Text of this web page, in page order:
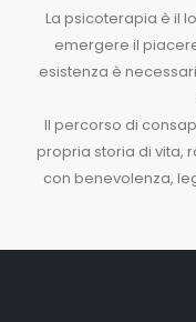
La psicoterapia è il
emergere il
esistenza è
Il percorso di
propria storia di vita,
con benevolenza,